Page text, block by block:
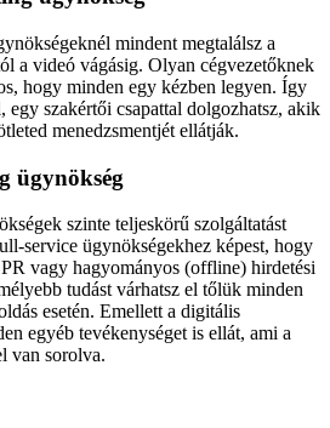
mindent megtalálsz a
a videó vágásig. Olyan cégvezetőknek
hogy minden egy kézben legyen. Így
szakértői csapattal dolgozhatsz, akik
menedzsmentjét ellátják.
ügynökség
szinte teljeskörű szolgáltatást
service ügynökségekhez képest, hogy
vagy hagyományos (offline) hirdetési
tudást várhatsz el tőlük minden
esetén. Emellett a digitális
egyéb tevékenységet is ellát, ami a
van sorolva.